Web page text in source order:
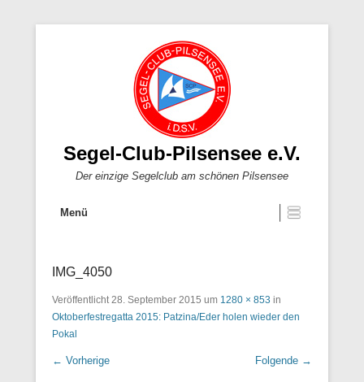
Segel-Club-Pilsensee e.V.
Der einzige Segelclub am schönen Pilsensee
Menü
IMG_4050
Veröffentlicht28. September 2015 um 1280 × 853 in
Oktoberfestregatta 2015: Patzina/Eder holen wieder den
Pokal
← Vorherige Folgende →